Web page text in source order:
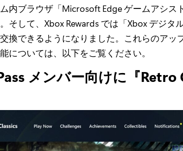
内ブラウザ「Microsoft Edge ゲームアシス
そして、Xbox Rewards では「Xbox デジタ
換できるようになりました。これらのアッ
については、以下をご覧ください。
メンバー向けに『Retro